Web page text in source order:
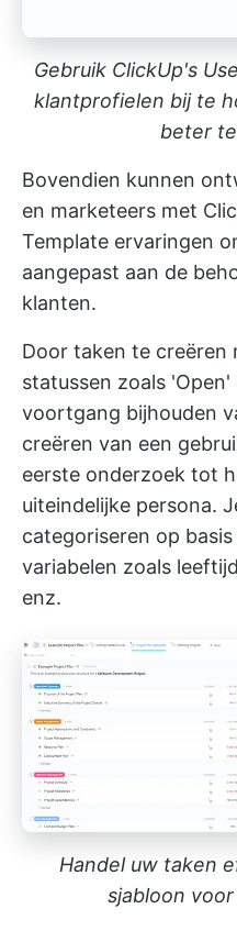
Gebruik ClickUp's
klantprofielen bij te
beter
Bovendien kunnen
en marketeers met
Template ervaringen
aangepast aan de
klanten.
Door taken te creëren
statussen zoals
voortgang bijhouden
creëren van een
eerste onderzoek tot
uiteindelijke persona.
categoriseren op
variabelen zoals
enz.
Handel uw taken
sjabloon